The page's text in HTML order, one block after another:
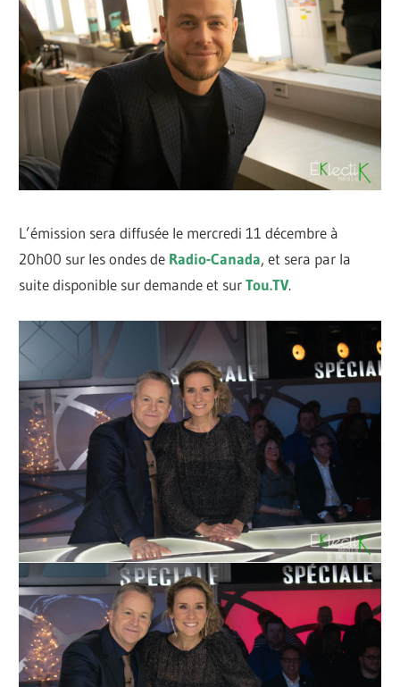
L’émission sera diffusée le mercredi 11 décembre à
20h00 sur les ondes de Radio-Canada, et sera par la
suite disponible sur demande et surTou.TV.